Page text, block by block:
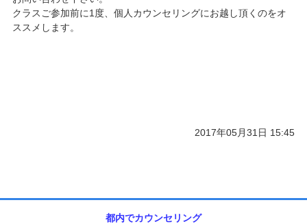
クラスご参加前に1度、個人カウンセリングにお越し頂くのをオ
ススメします。
2017年05月31日 15:45
都内でカウンセリング